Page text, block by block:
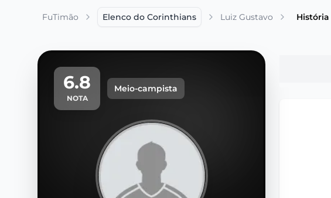
FuTimão Elenco do Corinthians Luiz Gustavo História
6.8
NOTA
Meio-campista